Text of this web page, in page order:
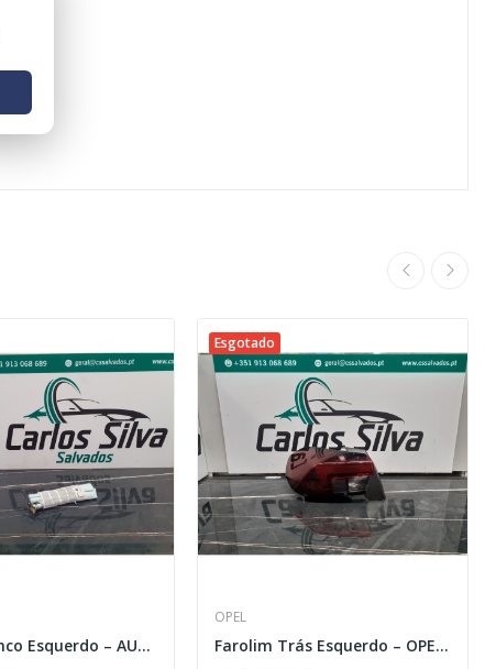
Airbag Banco Esquerdo – AUDI A6 (4G2, 4GC, C7)
Esgotado
OPEL
Farolim Trás Esquerdo – OPEL CORSA F